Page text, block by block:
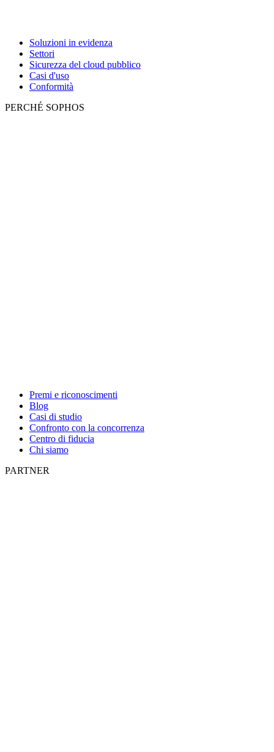
Soluzioni in evidenza
Settori
Sicurezza del cloud pubblico
Casi d'uso
Conformità
PERCHÉ SOPHOS
Premi e riconoscimenti
Blog
Casi di studio
Confronto con la concorrenza
Centro di fiducia
Chi siamo
PARTNER